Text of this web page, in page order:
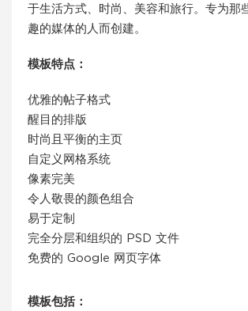
于生活方式、时尚、美容和旅行。专为那
趣的媒体的人而创建。
模板特点：
优雅的帖子格式
醒目的排版
时尚且平衡的主页
自定义网格系统
像素完美
令人敬畏的颜色组合
易于定制
完全分层和组织的 PSD 文件
免费的 Google 网页字体
模板包括：